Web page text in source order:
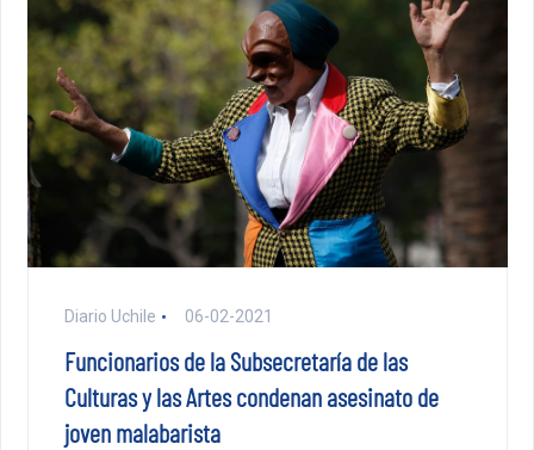
Diario Uchile 06-02-2021
Funcionarios de la Subsecretaría de las
Culturas y las Artes condenan asesinato de
joven malabarista